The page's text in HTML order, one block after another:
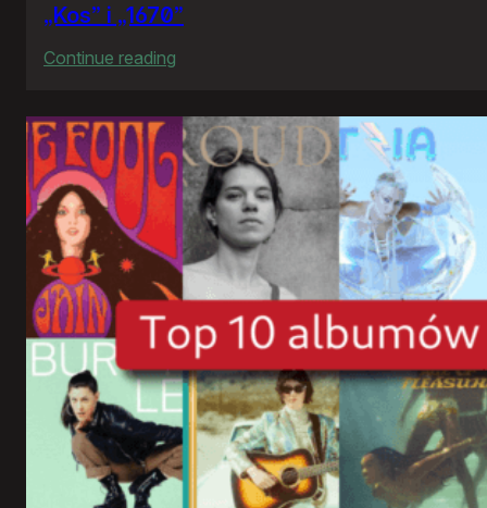
„Kos” i „1670”
Continue reading
i
„1670”